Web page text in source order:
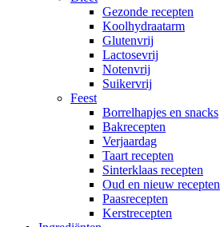
Gezonde recepten
Koolhydraatarm
Glutenvrij
Lactosevrij
Notenvrij
Suikervrij
Feest
Borrelhapjes en snacks
Bakrecepten
Verjaardag
Taart recepten
Sinterklaas recepten
Oud en nieuw recepten
Paasrecepten
Kerstrecepten